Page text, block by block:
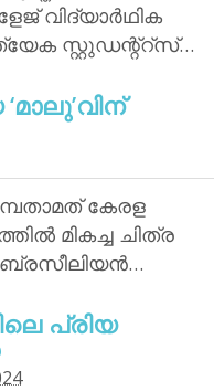
വിദ്യാര്‍ഥിക
സ്റ്റുഡന്റ്‌റ്‌സ്…
കേരള
മികച്ച ചിത്ര
പ്രിയ